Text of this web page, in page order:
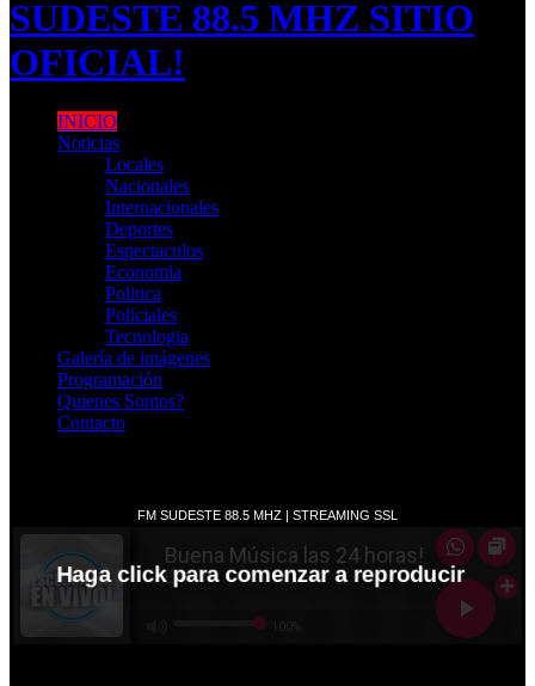
SUDESTE 88.5 MHZ SITIO
OFICIAL!
INICIO
Noticias
Locales
Nacionales
Internacionales
Deportes
Espectaculos
Economia
Politica
Policiales
Tecnologia
Galería de imágenes
Programación
Quienes Somos?
Contacto